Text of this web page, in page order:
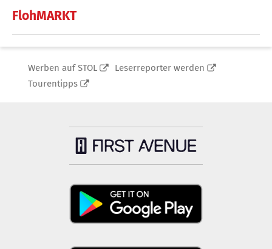
FlohMARKT
Werben auf STOL
Leserreporter werden
Tourentipps